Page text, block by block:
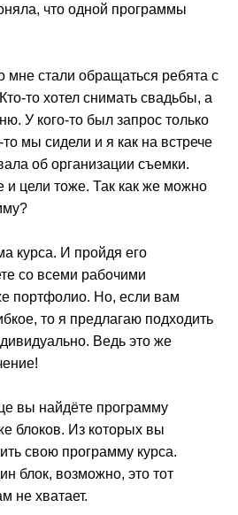
что одной программы
мне стали обращаться ребята с
то хотел снимать свадьбы, а
У кого-то был запрос только
мы сидели и я как на встрече
об организации съемки.
и цели тоже. Так как же можно
курса. И пройдя его
со всеми рабочими
портфолио. Но, если вам
то я предлагаю подходить
Ведь это же
вы найдёте программу
блоков. Из которых вы
свою программу курса.
блок, возможно, это тот
не хватает.